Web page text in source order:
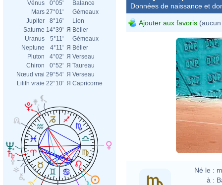
Vénus
0°05'
Balance
Mars 27°01'
Gémeaux
Jupiter
8°16'
Lion
Saturne 14°39' Я Bélier
Uranus
5°11'
Gémeaux
Neptune
4°11' Я Bélier
Pluton
4°02' Я Verseau
Chiron
0°52' Я Taureau
Nœud vrai 29°54' Я Verseau
Lilith vraie 22°10' Я Capricorne
Données de naissance et
Ajouter aux favoris
Né le :
à :